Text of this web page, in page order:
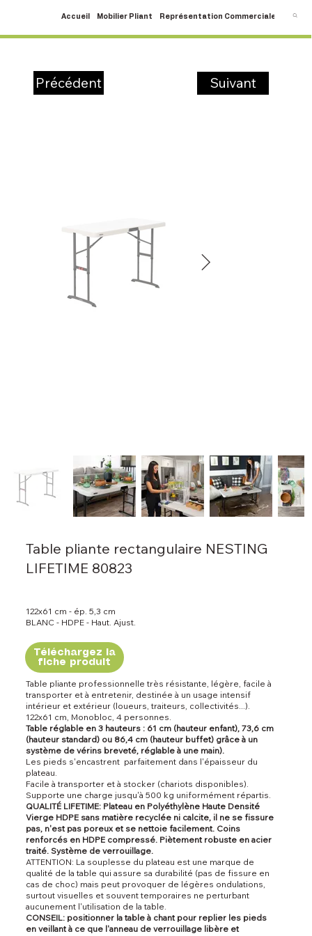
Accueil Mobilier Pliant Représentation Commerciale SAV
Table pliante rectangulaire NESTING
LIFETIME 80823
122x61 cm - ép. 5,3 cm
BLANC - HDPE - Haut. Ajust.
Téléchargez la
fiche produit
Table pliante professionnelle très résistante, légère, facile à
transporter et à entretenir, destinée à un usage intensif
intérieur et extérieur (loueurs, traiteurs, collectivités...).
122x61 cm, Monobloc, 4 personnes.
Table réglable en 3 hauteurs : 61 cm (hauteur enfant), 73,6 cm
(hauteur standard) ou 86,4 cm (hauteur buffet) grâce à un
système de vérins breveté, réglable à une main).
Les pieds s'encastrent parfaitement dans l'épaisseur du
plateau.
Facile à transporter et à stocker (chariots disponibles).
Supporte une charge jusqu'à 500 kg uniformément répartis.
QUALITÉ LIFETIME: Plateau en Polyéthylène Haute Densité
Vierge HDPE sans matière recyclée ni calcite, il ne se fissure
pas, n'est pas poreux et se nettoie facilement. Coins
renforcés en HDPE compressé. Piètement robuste en acier
traité. Système de verrouillage.
ATTENTION: La souplesse du plateau est une marque de
qualité de la table qui assure sa durabilité (pas de fissure en
cas de choc) mais peut provoquer de légères ondulations,
surtout visuelles et souvent temporaires ne perturbant
aucunement l'utilisation de la table.
CONSEIL: positionner la table à chant pour replier les pieds
en veillant à ce que l'anneau de verrouillage libère et
Précédent Suivant